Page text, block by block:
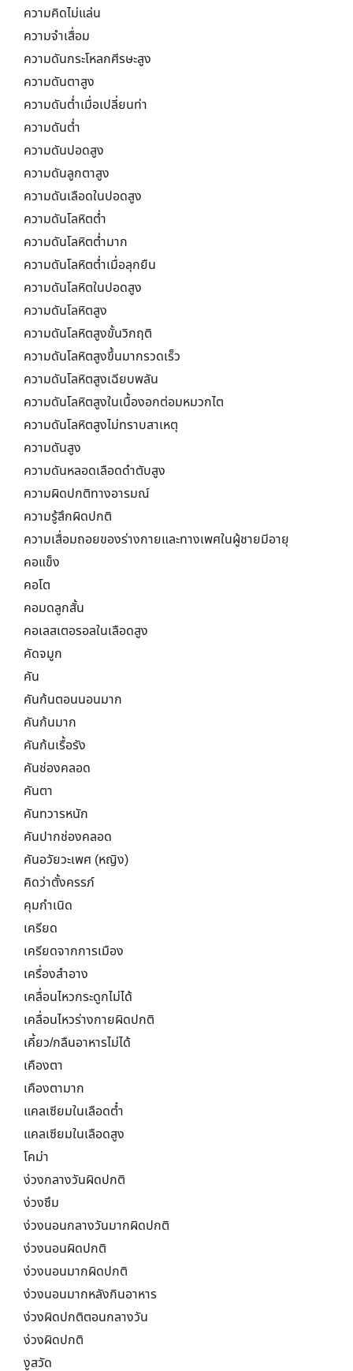
ความคิดไม่แล่น
ความจำเสื่อม
ความดันกระโหลกศีรษะสูง
ความดันตาสูง
ความดันต่ำเมื่อเปลี่ยนท่า
ความดันต่ำ
ความดันปอดสูง
ความดันลูกตาสูง
ความดันเลือดในปอดสูง
ความดันโลหิตต่ำ
ความดันโลหิตต่ำมาก
ความดันโลหิตต่ำเมื่อลุกยืน
ความดันโลหิตในปอดสูง
ความดันโลหิตสูง
ความดันโลหิตสูงขั้นวิกฤติ
ความดันโลหิตสูงขึ้นมากรวดเร็ว
ความดันโลหิตสูงเฉียบพลัน
ความดันโลหิตสูงในเนื้องอกต่อมหมวกไต
ความดันโลหิตสูงไม่ทราบสาเหตุ
ความดันสูง
ความดันหลอดเลือดดำตับสูง
ความผิดปกติทางอารมณ์
ความรู้สึกผิดปกติ
ความเสื่อมถอยของร่างกายและทางเพศในผู้ชายมีอายุ
คอแข็ง
คอโต
คอมดลูกสั้น
คอเลสเตอรอลในเลือดสูง
คัดจมูก
คัน
คันก้นตอนนอนมาก
คันก้นมาก
คันก้นเรื้อรัง
คันช่องคลอด
คันตา
คันทวารหนัก
คันปากช่องคลอด
คันอวัยวะเพศ (หญิง)
คิดว่าตั้งครรภ์
คุมกำเนิด
เครียด
เครียดจากการเมือง
เครื่องสำอาง
เคลื่อนไหวกระดูกไม่ได้
เคลื่อนไหวร่างกายผิดปกติ
เคี้ยว/กลืนอาหารไม่ได้
เคืองตา
เคืองตามาก
แคลเซียมในเลือดต๋ำ
แคลเซียมในเลือดสูง
โคม่า
ง่วงกลางวันผิดปกติ
ง่วงซึม
ง่วงนอนกลางวันมากผิดปกติ
ง่วงนอนผิดปกติ
ง่วงนอนมากผิดปกติ
ง่วงนอนมากหลังกินอาหาร
ง่วงผิดปกติตอนกลางวัน
ง่วงผิดปกติ
งูสวัด